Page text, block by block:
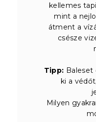
kellemes
mint a
átment a
csésze
Tipp: Baleset
ki a
Milyen